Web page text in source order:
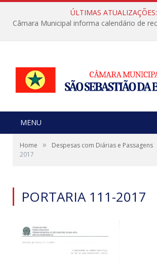
ÚLTIMAS ATUALIZAÇÕES:
MENU
Home » Despesas com Diárias e Passagens
2017
PORTARIA 111-2017